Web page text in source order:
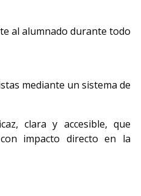
al alumnado durante todo
mediante un sistema de
clara y accesible, que
impacto directo en la